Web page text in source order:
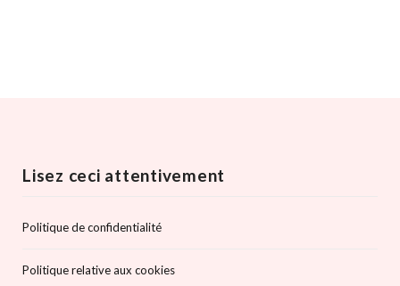
Lisez ceci attentivement
Politique de confidentialité
Politique relative aux cookies